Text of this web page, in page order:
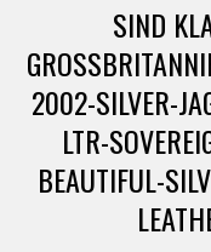
8
N
SIND
2002-SILVER-
LTR-
BEAUTIFUL-